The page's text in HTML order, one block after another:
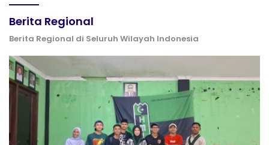
Berita Regional
Berita Regional di Seluruh Wilayah Indonesia